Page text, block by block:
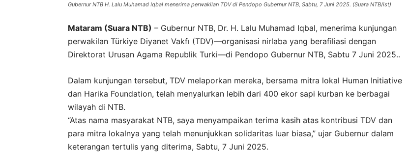
Gubernur NTB H. Lalu Muhamad Iqbal menerima perwakilan TDV di Pendopo Gubernur NTB, Sabtu, 7 Juni 2025. (Suara NTB/ist)
Mataram (Suara NTB) – Gubernur NTB, Dr. H. Lalu Muhamad Iqbal, menerima kunjungan
perwakilan Türkiye Diyanet Vakfı (TDV)—organisasi nirlaba yang berafiliasi dengan
Direktorat Urusan Agama Republik Turki—di Pendopo Gubernur NTB, Sabtu 7 Juni 2025..
Dalam kunjungan tersebut, TDV melaporkan mereka, bersama mitra lokal Human Initiative
dan Harika Foundation, telah menyalurkan lebih dari 400 ekor sapi kurban ke berbagai
wilayah di NTB.
“Atas nama masyarakat NTB, saya menyampaikan terima kasih atas kontribusi TDV dan
para mitra lokalnya yang telah menunjukkan solidaritas luar biasa,” ujar Gubernur dalam
keterangan tertulis yang diterima, Sabtu, 7 Juni 2025.